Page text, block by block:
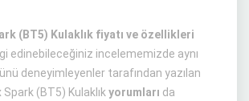
(BT5) Kulaklık fiyatı ve özellikleri
edinebileceğiniz incelememizde aynı
deneyimleyenler tarafından yazılan
Spark (BT5) Kulaklık yorumları da